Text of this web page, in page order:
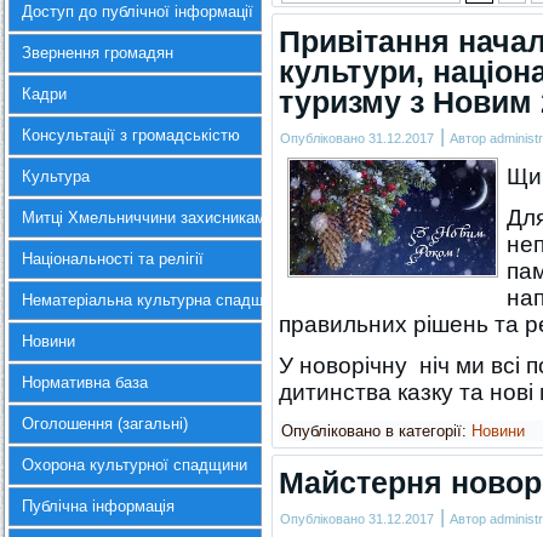
Доступ до публічної інформації
Звернення громадян
Кадри
Консультації з громадськістю
Культура
Митці Хмельниччини захисникам України
Національності та релігії
Нематеріальна культурна спадщина
Новини
Нормативна база
Оголошення (загальні)
Охорона культурної спадщини
Публічна інформація
Привітання
культури,
туризму з Новим
Опубліковано 31.12.2017 | Автор
правильних рішень та
У новорічну ніч ми всі
дитинства казку та
Опубліковано в категорії: Новини
Майстерня
Опубліковано 31.12.2017 | Автор